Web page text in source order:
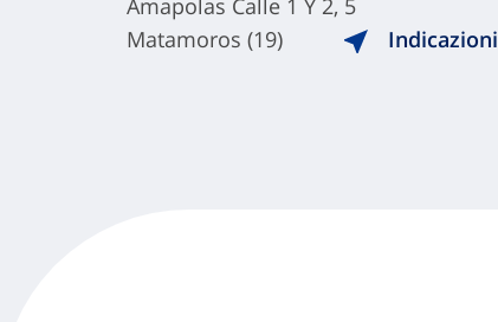
Amapolas Calle 1 Y 2, 5
Matamoros (19)
Indicazioni